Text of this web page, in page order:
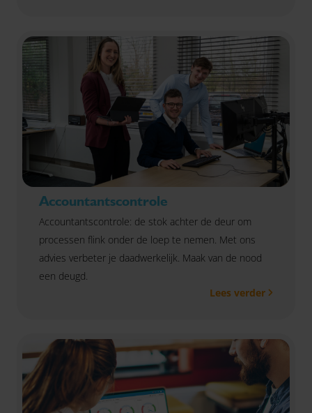
Accountantscontrole
Accountantscontrole: de stok achter de deur om
processen flink onder de loep te nemen. Met ons
advies verbeter je daadwerkelijk. Maak van de nood
een deugd.
Lees verder